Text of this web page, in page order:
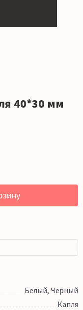
40*30 мм
Белый, Черный
Капля